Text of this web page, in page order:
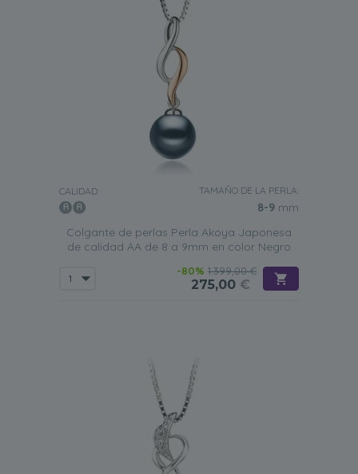
CALIDAD: TAMAÑO DE LA PERLA:
8-9 mm
Colgante de perlas Perla Akoya Japonesa
de calidad AA de 8 a 9mm en color Negro
-80% 1.399,00 €
275,00 €